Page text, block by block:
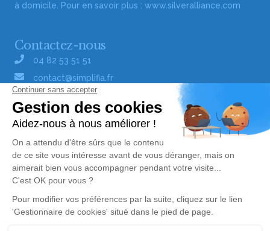
à domicile. Pour en savoir plus : www.silveralliance.com
Contactez-nous
04 82 53 51 51
contact@simplifia.fr
Réseaux sociaux
Liens utiles
Publier un avis de décès
Signaler un abus/une erreur